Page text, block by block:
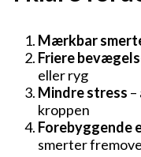
Mærkbar
Friere
eller ryg
Mindre stress
kroppen
Forebyggende
smerter